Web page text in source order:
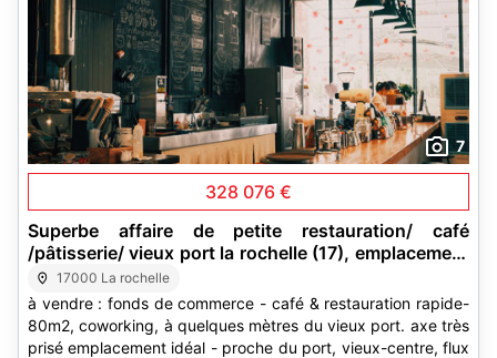
7
328 076 €
Superbe affaire de petite restauration/ café
/pâtisserie/ vieux port la rochelle (17), emplacement
n°1. fort potentiel de devel
17000 La rochelle
à vendre : fonds de commerce - café & restauration rapide-
80m2, coworking, à quelques mètres du vieux port. axe très
prisé emplacement idéal - proche du port, vieux-centre, flux